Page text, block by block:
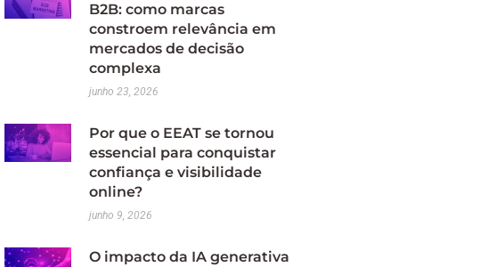
B2B: como marcas
constroem relevância em
mercados de decisão
complexa
junho 23, 2026
Por que o EEAT se tornou
essencial para conquistar
confiança e visibilidade
online?
junho 9, 2026
O impacto da IA generativa